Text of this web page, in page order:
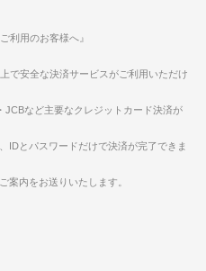
利用のお客様へ』
で安全な決済サービスがご利用いただけ
JCBなど主要なクレジットカード決済が
IDとパスワードだけで決済が完了できま
案内をお送りいたします。